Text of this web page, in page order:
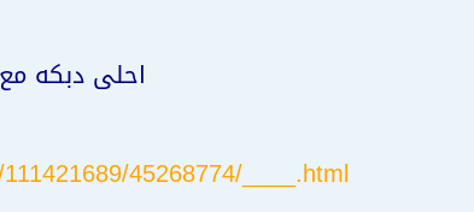
احلى دبكه مع
45268774/____.html